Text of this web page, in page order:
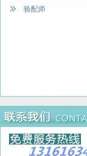
验配师